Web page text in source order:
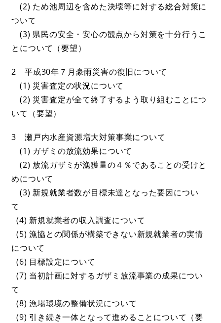
(2) ため池周辺を含めた決壊等に対する総合対策に
ついて
(3) 県民の安全・安心の観点から対策を十分行うこ
とについて（要望）
2 平成30年７月豪雨災害の復旧について
(1) 災害査定の状況について
(2) 災害査定が全て終了するよう取り組むことにつ
いて（要望）
3 瀬戸内水産資源増大対策事業について
(1) ガザミの放流効果について
(2) 放流ガザミが漁獲量の４％であることの受けと
めについて
(3) 新規就業者数が目標未達となった要因につい
て
(4) 新規就業者の収入調査について
(5) 漁協との関係が構築できない新規就業者の実情
について
(6) 目標設定について
(7) 当初計画に対するガザミ放流事業の成果につい
て
(8) 漁場環境の整備状況について
(9) 引き続き一体となって進めることについて（要